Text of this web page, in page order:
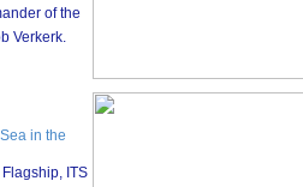
of the
Verkerk.
in the
ITS